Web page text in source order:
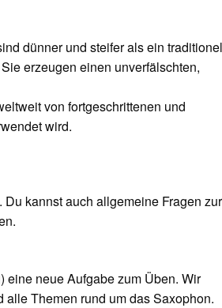
dünner und steifer als ein
erzeugen einen unverfälschten,
von fortgeschrittenen und
wird.
kannst auch allgemeine Fragen zur
eine neue Aufgabe zum Üben. Wir
Themen rund um das Saxophon.